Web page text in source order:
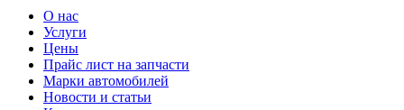
О нас
Услуги
Цены
Прайс лист на запчасти
Марки автомобилей
Новости и статьи